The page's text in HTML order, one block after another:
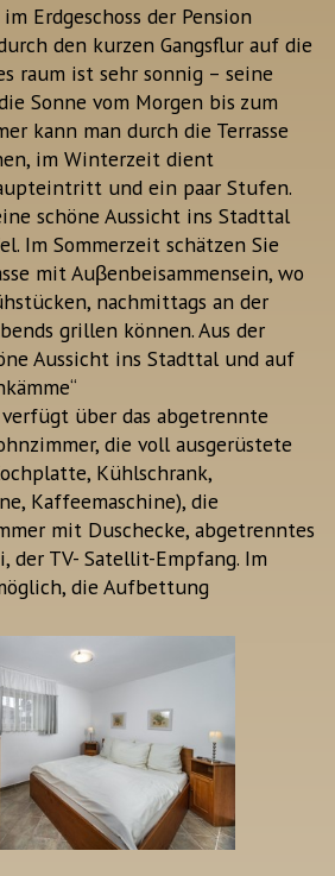
Erdgeschoss der Pension
den kurzen Gangsflur auf die
raum ist sehr sonnig – seine
Sonne vom Morgen bis zum
kann man durch die Terrasse
im Winterzeit dient
und ein paar Stufen.
schöne Aussicht ins Stadttal
Im Sommerzeit schätzen Sie
mit Auβenbeisammensein, wo
nachmittags an der
grillen können. Aus der
Aussicht ins Stadttal und auf
über das abgetrennte
die voll ausgerüstete
Kühlschrank,
Kaffeemaschine), die
mit Duschecke, abgetrenntes
der TV- Satellit-Empfang. Im
die Aufbettung